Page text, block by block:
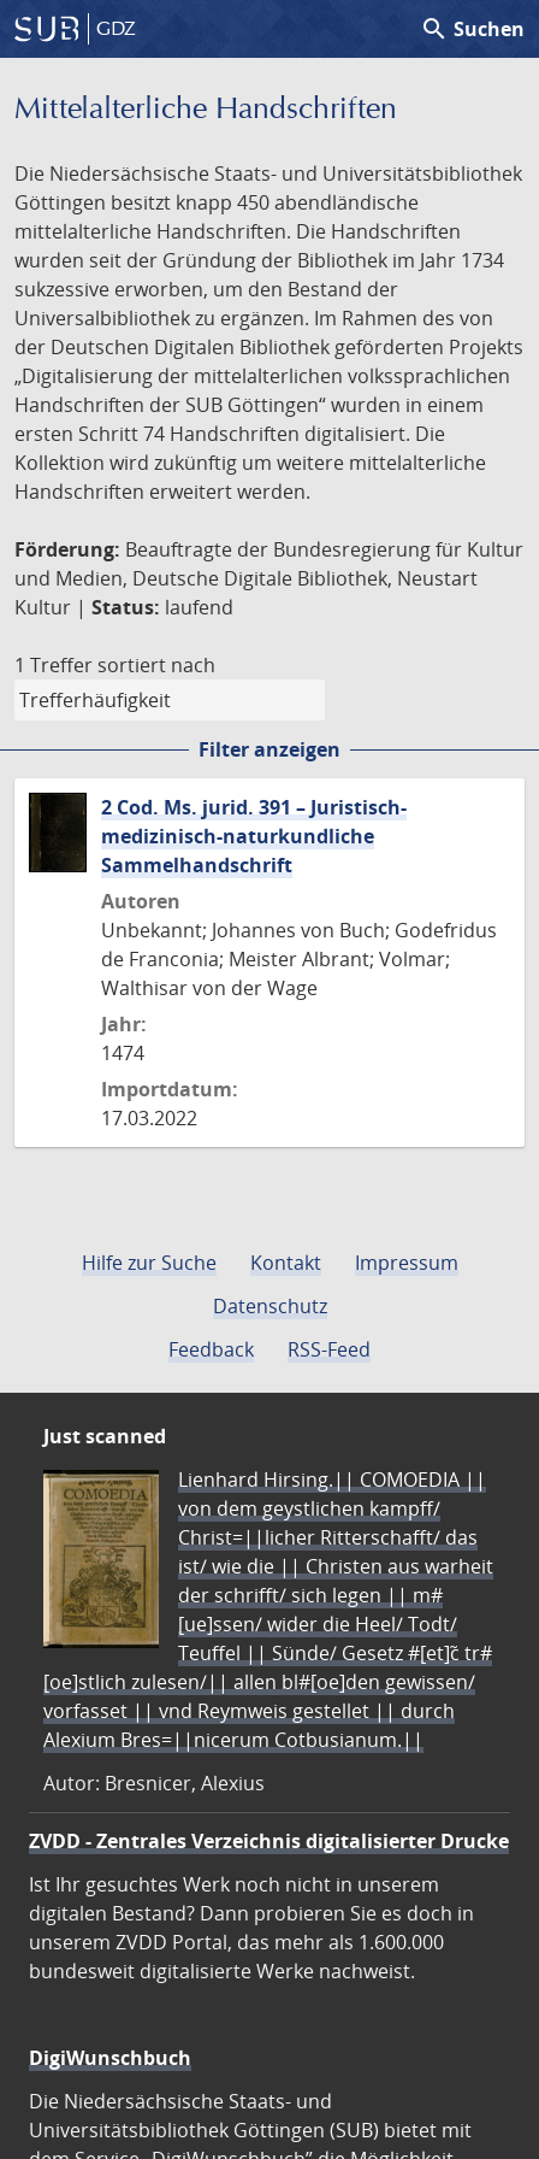
GDZ search Suchen
Mittelalterliche Handschriften
Die Niedersächsische Staats- und Universitätsbibliothek
Göttingen besitzt knapp 450 abendländische
mittelalterliche Handschriften. Die Handschriften
wurden seit der Gründung der Bibliothek im Jahr 1734
sukzessive erworben, um den Bestand der
Universalbibliothek zu ergänzen. Im Rahmen des von
der Deutschen Digitalen Bibliothek geförderten Projekts
„Digitalisierung der mittelalterlichen volkssprachlichen
Handschriften der SUB Göttingen“ wurden in einem
ersten Schritt 74 Handschriften digitalisiert. Die
Kollektion wird zukünftig um weitere mittelalterliche
Handschriften erweitert werden.
Förderung: Beauftragte der Bundesregierung für Kultur
und Medien, Deutsche Digitale Bibliothek, Neustart
Kultur | Status: laufend
1 Treffer sortiert nach
Filter anzeigen
2 Cod. Ms. jurid. 391 – Juristisch-
medizinisch-naturkundliche
Sammelhandschrift
Autoren
Unbekannt; Johannes von Buch; Godefridus
de Franconia; Meister Albrant; Volmar;
Walthisar von der Wage
Jahr:
1474
Importdatum:
17.03.2022
Hilfe zur Suche Kontakt
Impressum
Datenschutz
Feedback
RSS-Feed
Just scanned
Lienhard Hirsing.|| COMOEDIA ||
von dem geystlichen kampff/
Christ=||licher Ritterschafft/ das
ist/ wie die || Christen aus warheit
der schrifft/ sich legen || m#
[ue]ssen/ wider die Heel/ Todt/
Teuffel || Sünde/ Gesetz #[et]c̃ tr#
[oe]stlich zulesen/|| allen bl#[oe]den gewissen/
vorfasset || vnd Reymweis gestellet || durch
Alexium Bres=||nicerum Cotbusianum.||
Autor: Bresnicer, Alexius
ZVDD - Zentrales Verzeichnis digitalisierter Drucke
Ist Ihr gesuchtes Werk noch nicht in unserem
digitalen Bestand? Dann probieren Sie es doch in
unserem ZVDD Portal, das mehr als 1.600.000
bundesweit digitalisierte Werke nachweist.
DigiWunschbuch
Die Niedersächsische Staats- und
Universitätsbibliothek Göttingen (SUB) bietet mit